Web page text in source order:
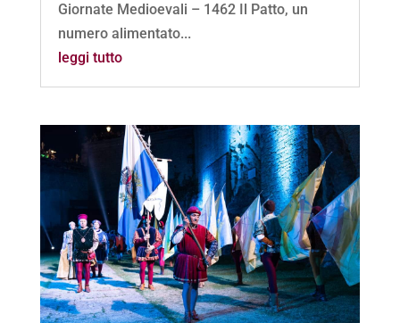
Giornate Medioevali – 1462 Il Patto, un
numero alimentato...
leggi tutto